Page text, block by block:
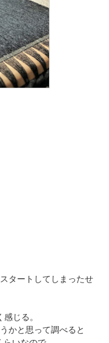
タートしてしまったせ
じる。
かと思って調べると